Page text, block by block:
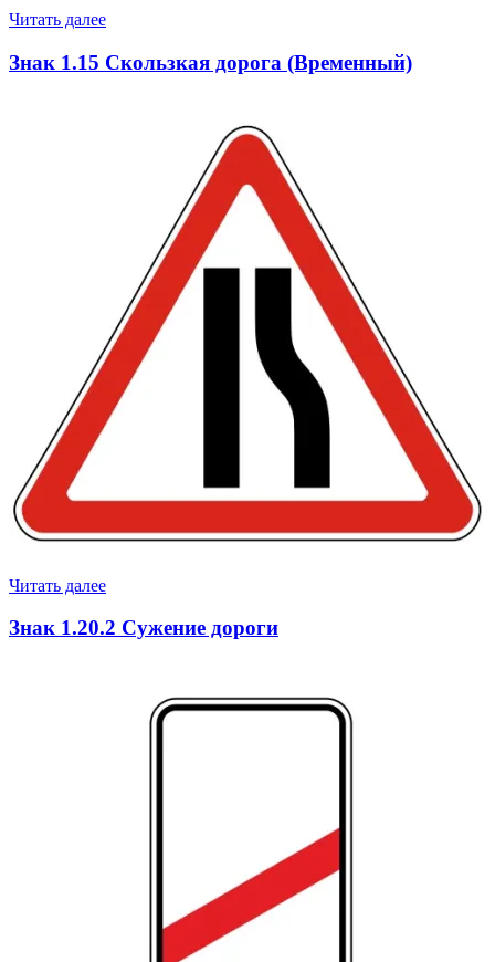
Читать далее
Знак 1.15 Скользкая дорога (Временный)
Читать далее
Знак 1.20.2 Сужение дороги